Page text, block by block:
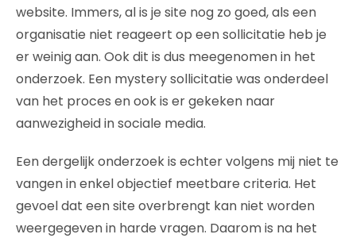
website. Immers, al is je site nog zo goed, als een
organisatie niet reageert op een sollicitatie heb je
er weinig aan. Ook dit is dus meegenomen in het
onderzoek. Een mystery sollicitatie was onderdeel
van het proces en ook is er gekeken naar
aanwezigheid in sociale media.
Een dergelijk onderzoek is echter volgens mij niet te
vangen in enkel objectief meetbare criteria. Het
gevoel dat een site overbrengt kan niet worden
weergegeven in harde vragen. Daarom is na het